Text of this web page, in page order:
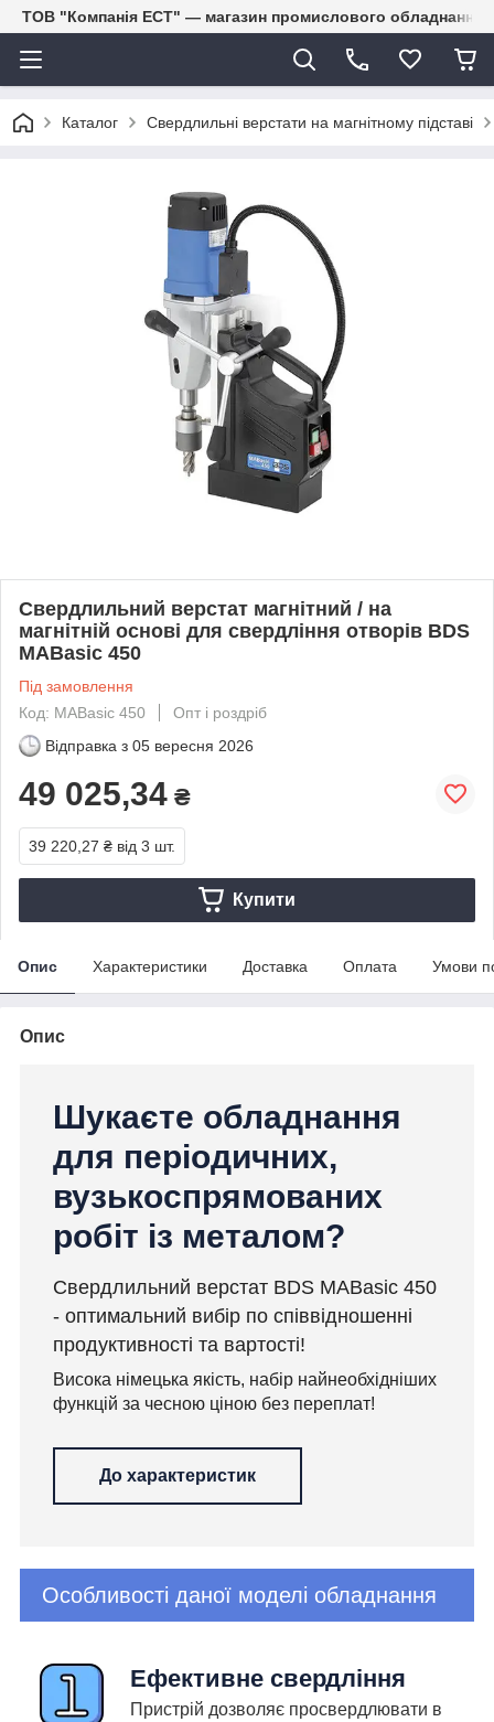
ТОВ "Компанія ЕСТ" — магазин промислового обладнання
Каталог Свердлильні верстати на магнітному підставі
Свердлильний верстат магнітний / на
магнітній основі для свердління отворів BDS
MABasic 450
Під замовлення
Код: MABasic 450
Опт і роздріб
Відправка з 05 вересня 2026
49 025,34 ₴
39 220,27 ₴ від 3 шт.
Купити
Опис Характеристики Доставка Оплата Умови
Опис
Шукаєте обладнання
для періодичних,
вузькоспрямованих
робіт із металом?
Свердлильний верстат BDS MABasic 450
- оптимальний вибір по співвідношенні
продуктивності та вартості!
Висока німецька якість, набір найнеобхідніших
функцій за чесною ціною без переплат!
До характеристик
Особливості даної моделі обладнання
Ефективне свердління
Пристрій дозволяє просвердлювати в